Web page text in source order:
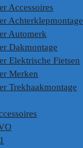
Accessoires
Achterklepmontage
Automerk
Dakmontage
Elektrische Fietsen
Merken
Trekhaakmontage